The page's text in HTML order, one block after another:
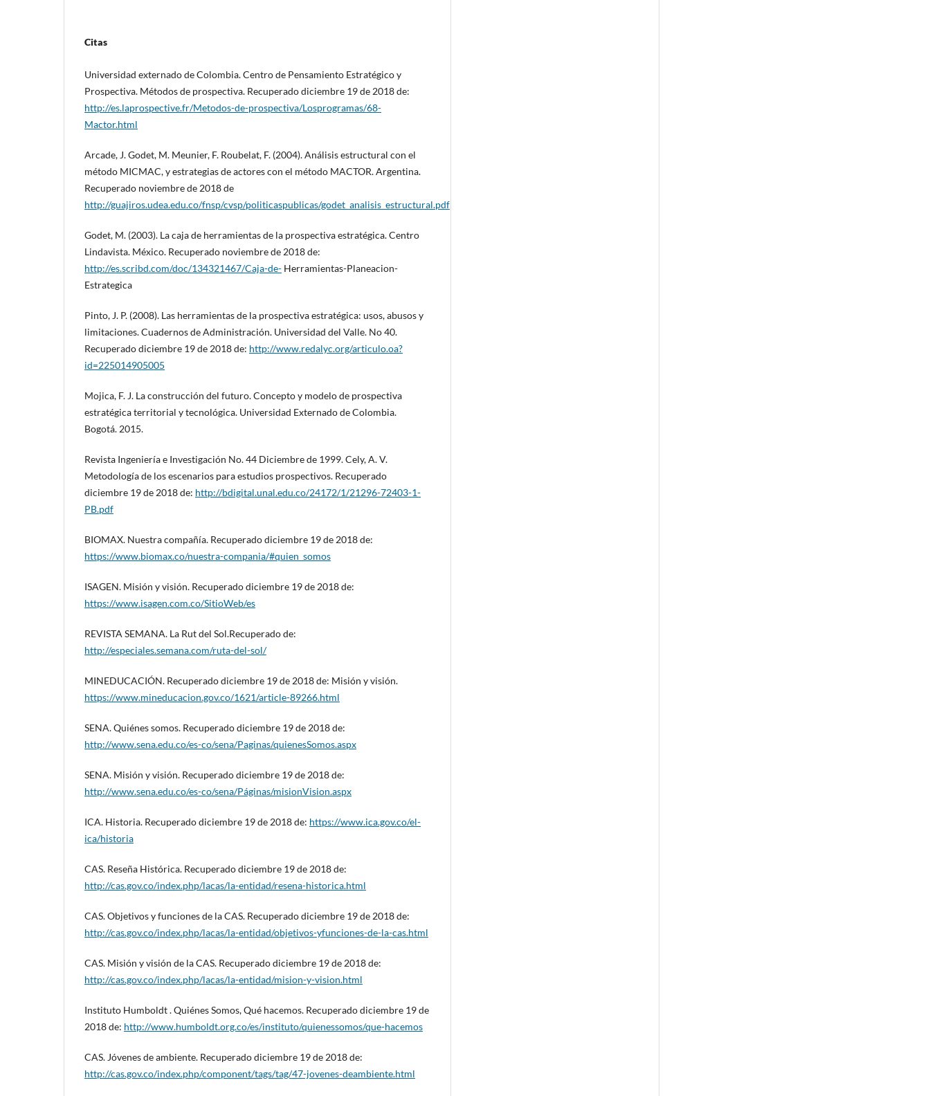
Citas
Universidad externado de Colombia. Centro de Pensamiento Estratégico y
Prospectiva. Métodos de prospectiva. Recuperado diciembre 19 de 2018 de:
http://es.laprospective.fr/Metodos-de-prospectiva/Losprogramas/68-
Mactor.html
Arcade, J. Godet, M. Meunier, F. Roubelat, F. (2004). Análisis estructural con el
método MICMAC, y estrategias de actores con el método MACTOR. Argentina.
Recuperado noviembre de 2018 de
http://guajiros.udea.edu.co/fnsp/cvsp/politicaspublicas/godet_analisis_estructural.pdf
Godet, M. (2003). La caja de herramientas de la prospectiva estratégica. Centro
Lindavista. México. Recuperado noviembre de 2018 de:
http://es.scribd.com/doc/134321467/Caja-de- Herramientas-Planeacion-
Estrategica
Pinto, J. P. (2008). Las herramientas de la prospectiva estratégica: usos, abusos y
limitaciones. Cuadernos de Administración. Universidad del Valle. No 40.
Recuperado diciembre 19 de 2018 de: http://www.redalyc.org/articulo.oa?
id=225014905005
Mojica, F. J. La construcción del futuro. Concepto y modelo de prospectiva
estratégica territorial y tecnológica. Universidad Externado de Colombia.
Bogotá. 2015.
Revista Ingeniería e Investigación No. 44 Diciembre de 1999. Cely, A. V.
Metodología de los escenarios para estudios prospectivos. Recuperado
diciembre 19 de 2018 de: http://bdigital.unal.edu.co/24172/1/21296-72403-1-
PB.pdf
BIOMAX. Nuestra compañía. Recuperado diciembre 19 de 2018 de:
https://www.biomax.co/nuestra-compania/#quien_somos
ISAGEN. Misión y visión. Recuperado diciembre 19 de 2018 de:
https://www.isagen.com.co/SitioWeb/es
REVISTA SEMANA. La Rut del Sol.Recuperado de:
http://especiales.semana.com/ruta-del-sol/
MINEDUCACIÓN. Recuperado diciembre 19 de 2018 de: Misión y visión.
https://www.mineducacion.gov.co/1621/article-89266.html
SENA. Quiénes somos. Recuperado diciembre 19 de 2018 de:
http://www.sena.edu.co/es-co/sena/Paginas/quienesSomos.aspx
SENA. Misión y visión. Recuperado diciembre 19 de 2018 de:
http://www.sena.edu.co/es-co/sena/Páginas/misionVision.aspx
ICA. Historia. Recuperado diciembre 19 de 2018 de: https://www.ica.gov.co/el-
ica/historia
CAS. Reseña Histórica. Recuperado diciembre 19 de 2018 de:
http://cas.gov.co/index.php/lacas/la-entidad/resena-historica.html
CAS. Objetivos y funciones de la CAS. Recuperado diciembre 19 de 2018 de:
http://cas.gov.co/index.php/lacas/la-entidad/objetivos-yfunciones-de-la-cas.html
CAS. Misión y visión de la CAS. Recuperado diciembre 19 de 2018 de:
http://cas.gov.co/index.php/lacas/la-entidad/mision-y-vision.html
Instituto Humboldt . Quiénes Somos, Qué hacemos. Recuperado diciembre 19 de
2018 de: http://www.humboldt.org.co/es/instituto/quienessomos/que-hacemos
CAS. Jóvenes de ambiente. Recuperado diciembre 19 de 2018 de:
http://cas.gov.co/index.php/component/tags/tag/47-jovenes-deambiente.html